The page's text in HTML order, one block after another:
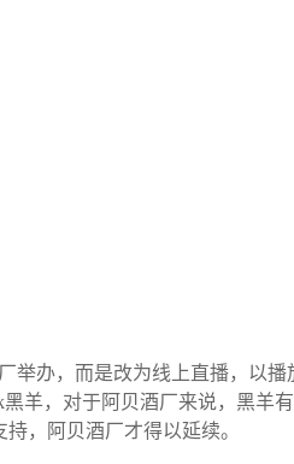
举办，而是改为线上直播，以
黑羊，对于阿贝酒厂来说，黑
，阿贝酒厂才得以延续。